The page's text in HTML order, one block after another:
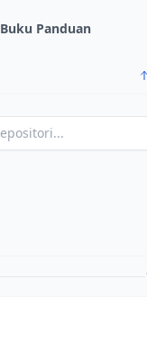
Buku Panduan